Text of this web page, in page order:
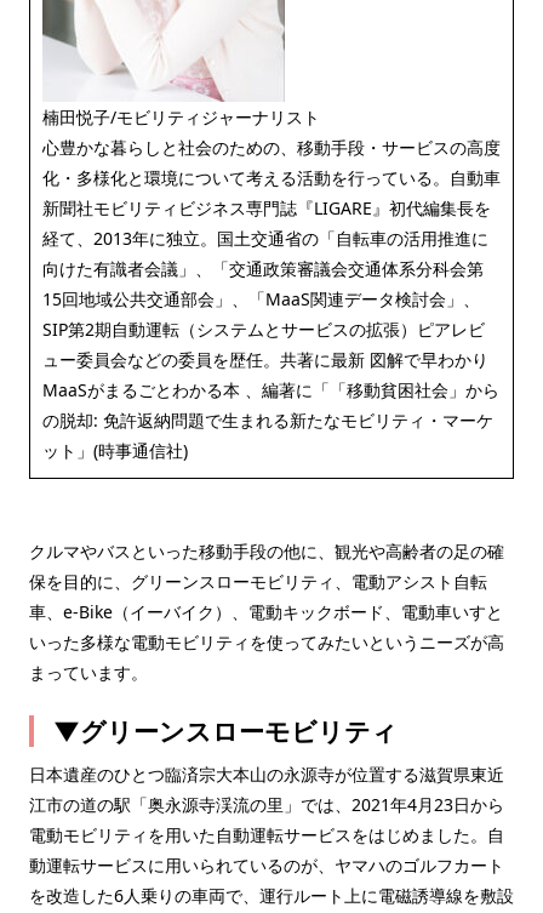
楠田悦子/モビリティジャーナリスト
心豊かな暮らしと社会のための、移動手段・サービスの高度
化・多様化と環境について考える活動を行っている。自動車
新聞社モビリティビジネス専門誌『LIGARE』初代編集長を
経て、2013年に独立。国土交通省の「自転車の活用推進に
向けた有識者会議」、「交通政策審議会交通体系分科会第
15回地域公共交通部会」、「MaaS関連データ検討会」、
SIP第2期自動運転（システムとサービスの拡張）ピアレビ
ュー委員会などの委員を歴任。共著に最新 図解で早わかり
MaaSがまるごとわかる本 、編著に「「移動貧困社会」から
の脱却: 免許返納問題で生まれる新たなモビリティ・マーケ
ット」(時事通信社)
クルマやバスといった移動手段の他に、観光や高齢者の足の確
保を目的に、グリーンスローモビリティ、電動アシスト自転
車、e-Bike（イーバイク）、電動キックボード、電動車いすと
いった多様な電動モビリティを使ってみたいというニーズが高
まっています。
▼グリーンスローモビリティ
日本遺産のひとつ臨済宗大本山の永源寺が位置する滋賀県東近
江市の道の駅「奥永源寺渓流の里」では、2021年4月23日から
電動モビリティを用いた自動運転サービスをはじめました。自
動運転サービスに用いられているのが、ヤマハのゴルフカート
を改造した6人乗りの車両で、運行ルート上に電磁誘導線を敷設